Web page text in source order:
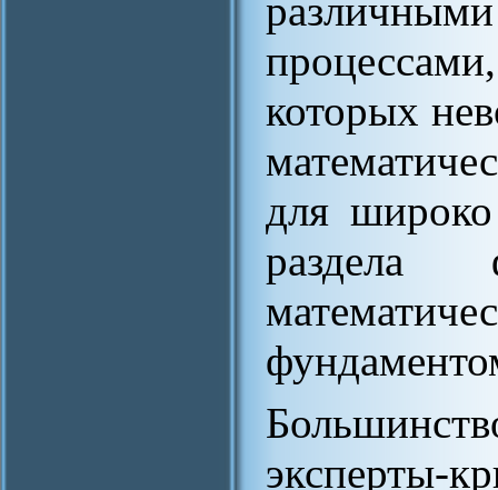
которых
для широко
раздела